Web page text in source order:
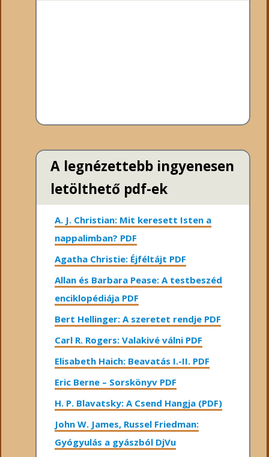
A legnézettebb ingyenesen
letölthető pdf-ek
A. J. Christian: Mit keresett Isten a
nappalimban? PDF
Agatha Christie: Éjféltájt PDF
Allan és Barbara Pease: A testbeszéd
enciklopédiája PDF
Bert Hellinger: A ​szeretet rendje PDF
Carl R. Rogers: Valakivé válni PDF
Elisabeth Haich: Beavatás I.-II. PDF
Eric Berne – Sorskönyv PDF
H. P. Blavatsky: A Csend Hangja (PDF)
John W. James, Russel Friedman:
Gyógyulás a gyászból DjVu